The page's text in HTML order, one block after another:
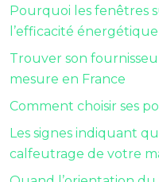
Pourquoi les fenêtres
l’efficacité énergétique
Trouver son
mesure en France
Comment choisir ses
Les signes indiquant
calfeutrage de votre